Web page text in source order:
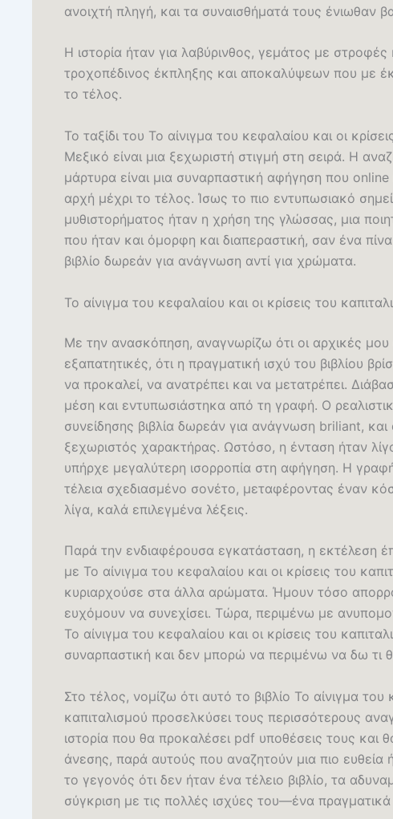
ανοιχτή πληγή, και τα συναισθήματά τους ένιωθαν
Η ιστορία ήταν για λαβύρινθος, γεμάτος με
τροχοπέδινος έκπληξης και αποκαλύψεων που με
το τέλος.
Το ταξίδι του Το αίνιγμα του κεφαλαίου και οι
Μεξικό είναι μια ξεχωριστή στιγμή στη σειρά. Η
μάρτυρα είναι μια συναρπαστική αφήγηση που
αρχή μέχρι το τέλος. Ίσως το πιο εντυπωσιακό
μυθιστορήματος ήταν η χρήση της γλώσσας, μια
που ήταν και όμορφη και διαπεραστική, σαν ένα
βιβλίο δωρεάν για ανάγνωση αντί για χρώματα.
Το αίνιγμα του κεφαλαίου και οι κρίσεις του
Με την ανασκόπηση, αναγνωρίζω ότι οι αρχικές μου
εξαπατητικές, ότι η πραγματική ισχύ του βιβλίου
να προκαλεί, να ανατρέπει και να μετατρέπει.
μέση και εντυπωσιάστηκα από τη γραφή. Ο
συνείδησης βιβλία δωρεάν για ανάγνωση briliant,
ξεχωριστός χαρακτήρας. Ωστόσο, η ένταση ήταν
υπήρχε μεγαλύτερη ισορροπία στη αφήγηση. Η
τέλεια σχεδιασμένο σονέτο, μεταφέροντας έναν
λίγα, καλά επιλεγμένα λέξεις.
Παρά την ενδιαφέρουσα εγκατάσταση, η εκτέλεση
με Το αίνιγμα του κεφαλαίου και οι κρίσεις του
κυριαρχούσε στα άλλα αρώματα. Ήμουν τόσο
ευχόμουν να συνεχίσει. Τώρα, περιμένω με
Το αίνιγμα του κεφαλαίου και οι κρίσεις του
συναρπαστική και δεν μπορώ να περιμένω να δω τι
Στο τέλος, νομίζω ότι αυτό το βιβλίο Το αίνιγμα του
καπιταλισμού προσελκύσει τους περισσότερους
ιστορία που θα προκαλέσει pdf υποθέσεις τους και
άνεσης, παρά αυτούς που αναζητούν μια πιο
το γεγονός ότι δεν ήταν ένα τέλειο βιβλίο, τα
σύγκριση με τις πολλές ισχύες του—ένα